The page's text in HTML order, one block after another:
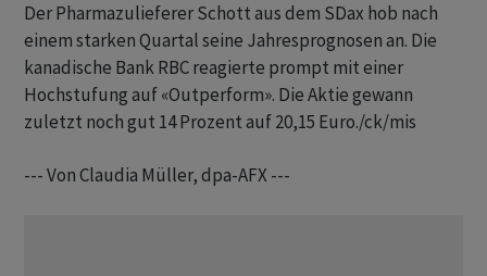
Der Pharmazulieferer Schott aus dem SDax hob nach
einem starken Quartal seine Jahresprognosen an. Die
kanadische Bank RBC reagierte prompt mit einer
Hochstufung auf «Outperform». Die Aktie gewann
zuletzt noch gut 14 Prozent auf 20,15 Euro./ck/mis
--- Von Claudia Müller, dpa-AFX ---